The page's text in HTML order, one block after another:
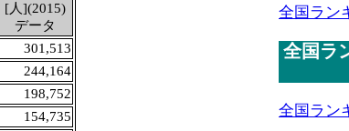
[人](2015)
データ
301,513
244,164
198,752
154,735
全国ラン
全国ラ
全国ラン